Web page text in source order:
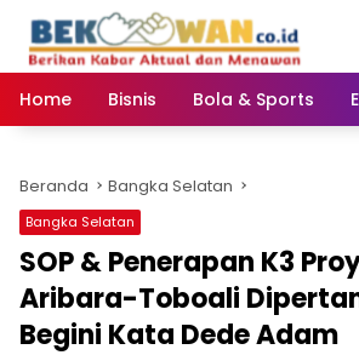
konten
Home
Bisnis Bola & Sports
Beranda Bangka Selatan
Bangka Selatan
SOP & Penerapan K3
Aribara-Toboali
Begini Kata Dede Adam